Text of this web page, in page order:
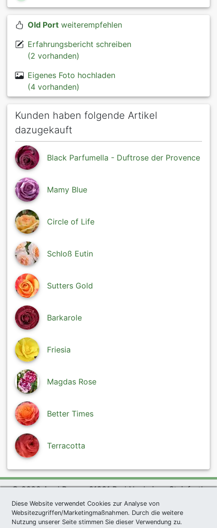
Old Portweiterempfehlen
Erfahrungsbericht schreiben
(2 vorhanden)
Eigenes Foto hochladen
(4 vorhanden)
Kunden haben folgende Artikel
dazugekauft
Black Parfumella - Duftrose der Provence
Mamy Blue
Circle of Life
Schloß Eutin
Sutters Gold
Barkarole
Friesia
Magdas Rose
Better Times
Terracotta
© 2026 Agel Rosen, 61231 Bad Nauheim - Steinfurth
exklusives Präsent *|Agel Rosen Wiki
Datenschutzerklärung|Impressum|Links|Sitemap
Diese Website verwendet Cookies zur Analyse von
Websitezugriffen/Marketingmaßnahmen. Durch die weitere
Nutzung unserer Seite stimmen Sie dieser Verwendung zu.